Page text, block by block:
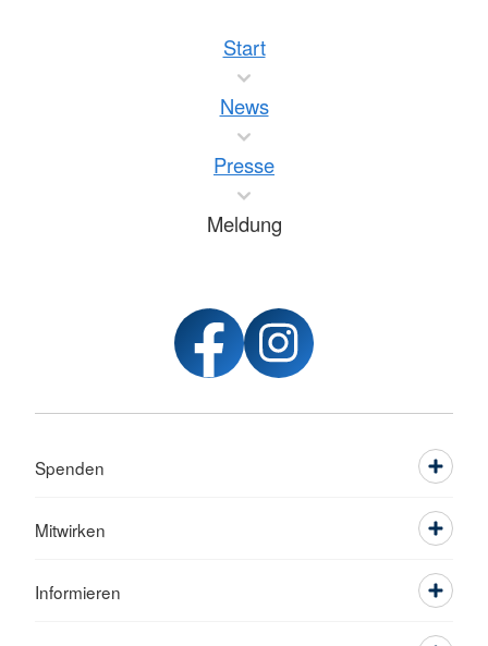
Start
News
Presse
Meldung
Spenden
Mitwirken
Informieren